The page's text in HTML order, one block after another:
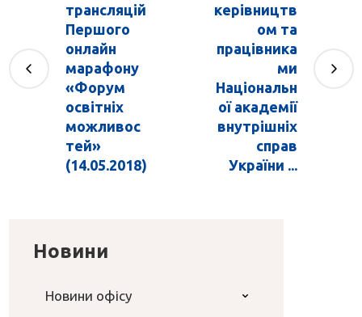
трансляцій
Першого
онлайн
марафону
«Форум
освітніх
можливос
тей»
(14.05.2018)
керівництв
ом та
працівника
ми
Національн
ої академії
внутрішніх
справ
України ...
Новини
Новини офісу